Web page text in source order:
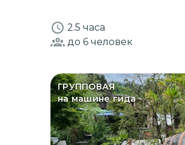
2.5 часа
до 6 человек
ГРУППОВАЯ
на машине гида